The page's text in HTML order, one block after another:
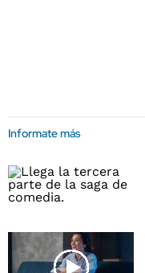
Informate más